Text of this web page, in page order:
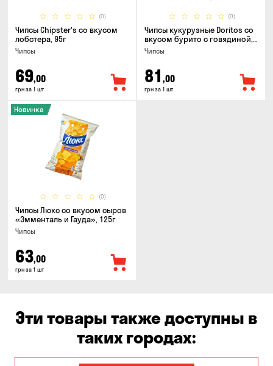
(0)
Чипсы Chipster's со вкусом
лобстера, 95г
Чипсы
69,00
грн за 1 шт
(0)
Чипсы кукурузные Doritos со
вкусом бурито с говядиной,
90г
Чипсы
81 ,00
грн за 1 шт
(0)
Новинка
Чипсы Люкс со вкусом сыров
«Эмменталь и Гауда», 125г
Чипсы
63,00
грн за 1 шт
Эти товары также доступны в
таких городах: